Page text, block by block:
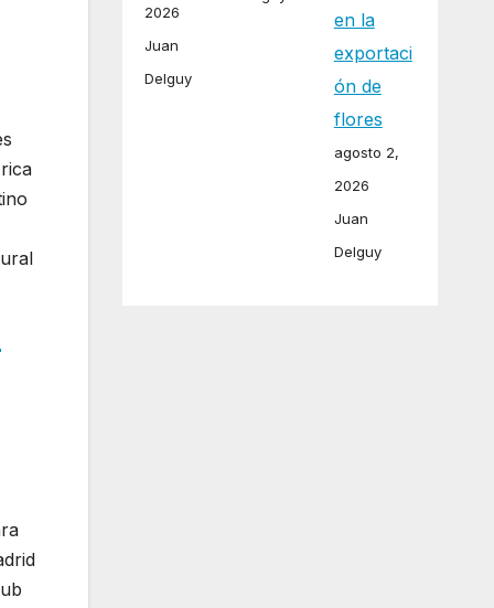
2026
Juan
Delguy
en la
exportaci
ón de
flores
agosto 2,
2026
Juan
Delguy